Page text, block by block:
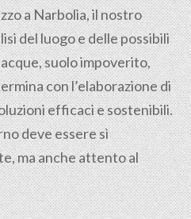
a Narbolia, il nostro
del luogo e delle possibili
suolo impoverito,
con l’elaborazione di
efficaci e sostenibili.
deve essere sì
ma anche attento al